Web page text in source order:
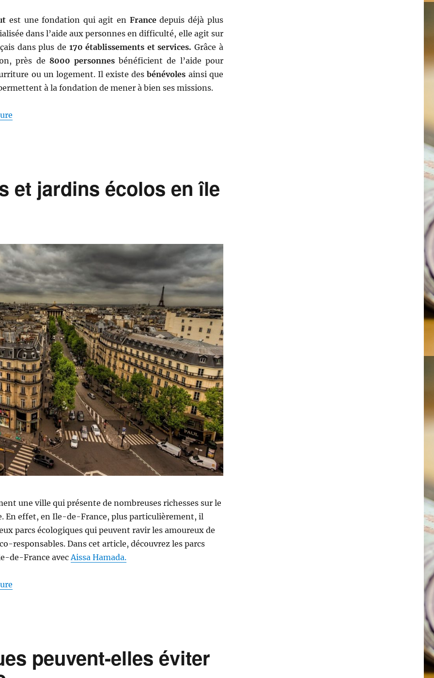
est une fondation qui agit en Francedepuis déjà plus
dans l’aide aux personnes en difficulté, elle agit sur
dans plus de 170 établissements et services. Grâce à
près de 8000 personnesbénéficient de l’aide pour
ou un logement. Il existe desbénévoles ainsi que
à la fondation de mener à bien ses missions.
de « Armée du Salut : les actions sociales contre la précarité »
et jardins écolos en île
une ville qui présente de nombreuses richesses sur le
En effet, en Ile-de-France, plus particulièrement, il
parcs écologiques qui peuvent ravir les amoureux de
responsables. Dans cet article, découvrez les parcs
de-France avec Aissa Hamada.
de « Quels sont les parcs et jardins écolos en île de France ? »
peuvent-elles éviter